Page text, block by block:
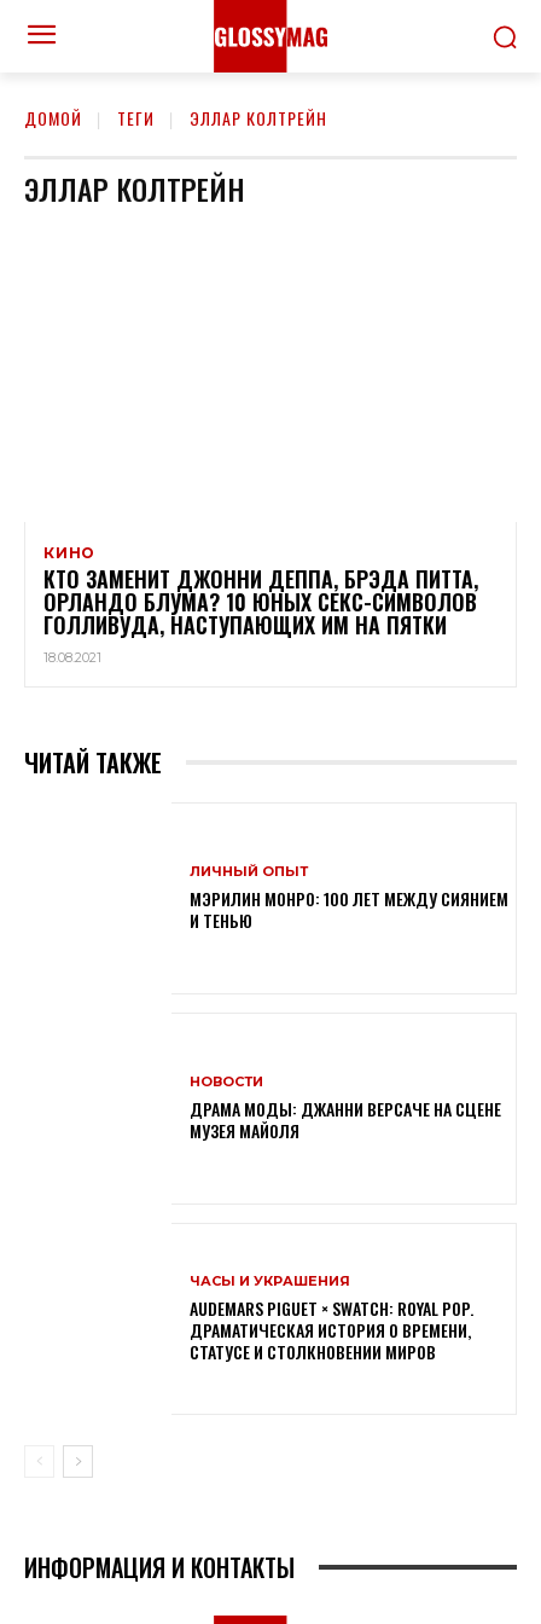
ДОМОЙ ТЕГИ ЭЛЛАР КОЛТРЕЙН
ЭЛЛАР КОЛТРЕЙН
КИНО
КТО ЗАМЕНИТ ДЖОННИ ДЕППА, БРЭДА ПИТТА,
ОРЛАНДО БЛУМА? 10 ЮНЫХ СЕКС-СИМВОЛОВ
ГОЛЛИВУДА, НАСТУПАЮЩИХ ИМ НА ПЯТКИ
18.08.2021
ЧИТАЙ ТАКЖЕ
ЛИЧНЫЙ ОПЫТ
МЭРИЛИН МОНРО: 100 ЛЕТ МЕЖДУ СИЯНИЕМ
И ТЕНЬЮ
НОВОСТИ
ДРАМА МОДЫ: ДЖАННИ ВЕРСАЧЕ НА СЦЕНЕ
МУЗЕЯ МАЙОЛЯ
ЧАСЫ И УКРАШЕНИЯ
AUDEMARS PIGUET × SWATCH: ROYAL POP.
ДРАМАТИЧЕСКАЯ ИСТОРИЯ О ВРЕМЕНИ,
СТАТУСЕ И СТОЛКНОВЕНИИ МИРОВ
ИНФОРМАЦИЯ И КОНТАКТЫ